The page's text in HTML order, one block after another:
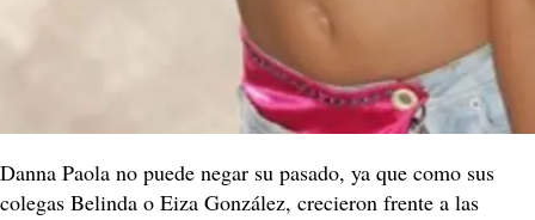
Danna Paola no puede negar su pasado, ya que como sus
colegas Belinda o Eiza González, crecieron frente a las